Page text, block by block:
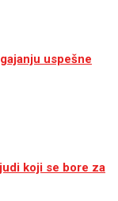
uspešne
koji se bore za